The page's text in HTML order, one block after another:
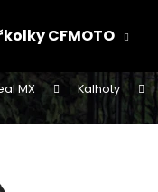
CFMOTO
MX Kalhoty
Co